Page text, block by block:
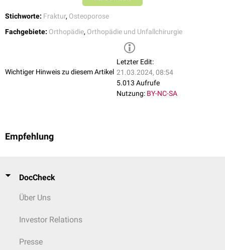
Stichworte: Fraktur, Osteoporose
Fachgebiete: Orthopädie, Orthopädie und Unfallchirurgie
Wichtiger Hinweis zu diesem Artikel
Letzter Edit:
21.03.2024, 08:54
5.013 Aufrufe
Nutzung: BY-NC-SA
Empfehlung
DocCheck
Über Uns
Investor Relations
Presse